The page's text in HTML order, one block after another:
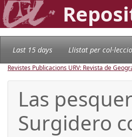
Last 15 days Llistat per
Revistes Publicacions URV: Revista de
Las
Surgidero